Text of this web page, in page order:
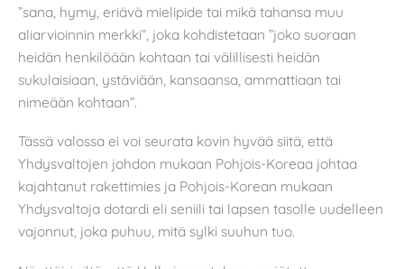
”sana, hymy, eriävä mielipide tai mikä tahansa muu
aliarvioinnin merkki”, joka kohdistetaan ”joko suoraan
heidän henkilöään kohtaan tai välillisesti heidän
sukulaisiaan, ystäviään, kansaansa, ammattiaan tai
nimeään kohtaan”.
Tässä valossa ei voi seurata kovin hyvää siitä, että
Yhdysvaltojen johdon mukaan Pohjois-Koreaa johtaa
kajahtanut rakettimies ja Pohjois-Korean mukaan
Yhdysvaltoja dotardi eli seniili tai lapsen tasolle uudelleen
vajonnut, joka puhuu, mitä sylki suuhun tuo.